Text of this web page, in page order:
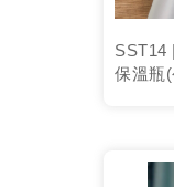
SST14
保溫瓶